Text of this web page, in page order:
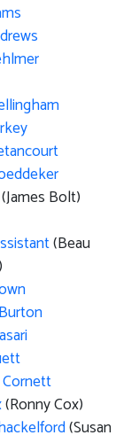
(James Bolt)
(Beau
Cornett
(Ronny Cox)
(Susan